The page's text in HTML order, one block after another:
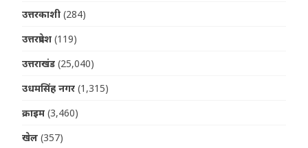
उत्तरकाशी (284)
उत्तरप्रदेश (119)
उत्तराखंड (25,040)
उधमसिंह नगर (1,315)
क्राइम (3,460)
खेल (357)